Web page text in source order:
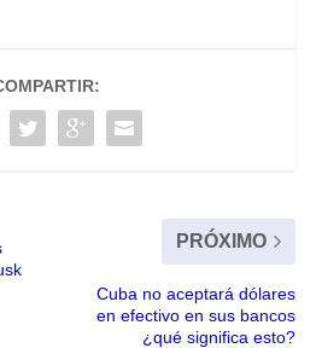
PRÓXIMO
Cuba no aceptará dólares
en efectivo en sus bancos
¿qué significa esto?